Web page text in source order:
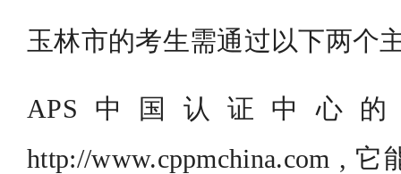
玉林市的考生需通过以下两个
APS中国认证中心
http://www.cppmchina.com ,